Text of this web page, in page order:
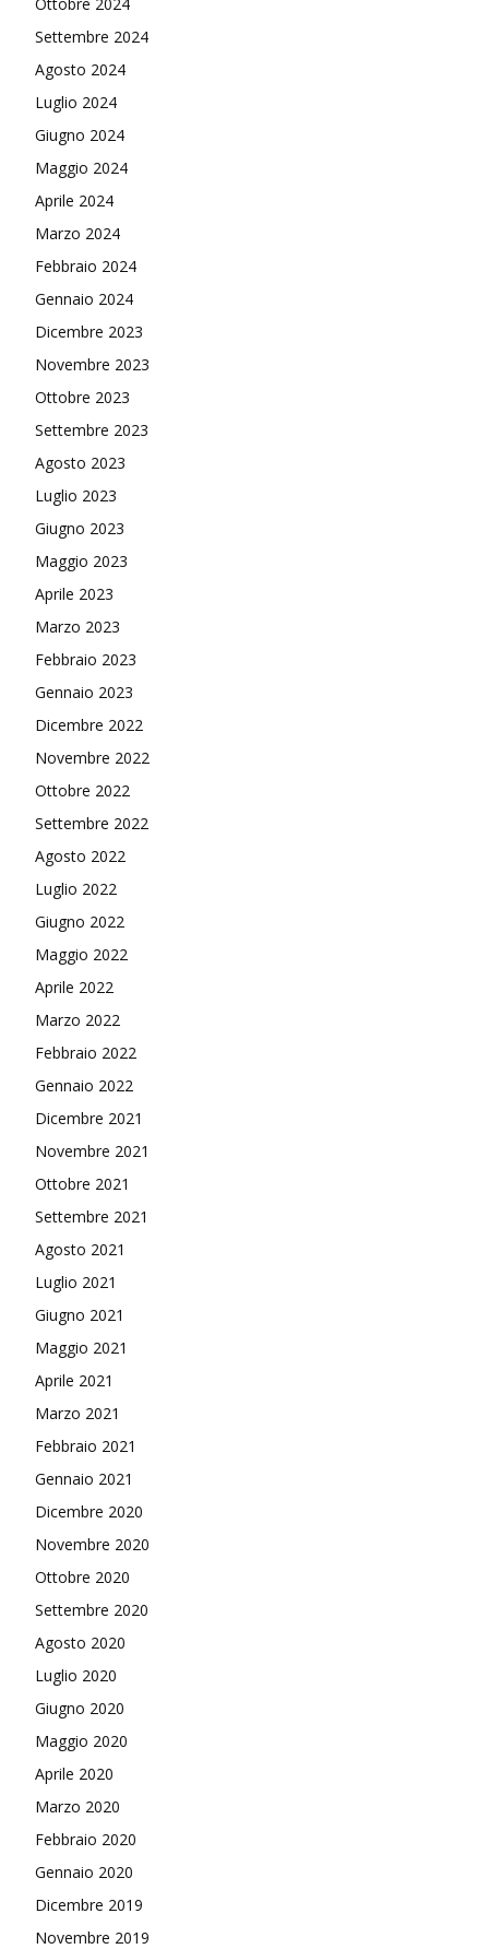
Settembre 2024
Agosto 2024
Luglio 2024
Giugno 2024
Maggio 2024
Aprile 2024
Marzo 2024
Febbraio 2024
Gennaio 2024
Dicembre 2023
Novembre 2023
Ottobre 2023
Settembre 2023
Agosto 2023
Luglio 2023
Giugno 2023
Maggio 2023
Aprile 2023
Marzo 2023
Febbraio 2023
Gennaio 2023
Dicembre 2022
Novembre 2022
Ottobre 2022
Settembre 2022
Agosto 2022
Luglio 2022
Giugno 2022
Maggio 2022
Aprile 2022
Marzo 2022
Febbraio 2022
Gennaio 2022
Dicembre 2021
Novembre 2021
Ottobre 2021
Settembre 2021
Agosto 2021
Luglio 2021
Giugno 2021
Maggio 2021
Aprile 2021
Marzo 2021
Febbraio 2021
Gennaio 2021
Dicembre 2020
Novembre 2020
Ottobre 2020
Settembre 2020
Agosto 2020
Luglio 2020
Giugno 2020
Maggio 2020
Aprile 2020
Marzo 2020
Febbraio 2020
Gennaio 2020
Dicembre 2019
Novembre 2019